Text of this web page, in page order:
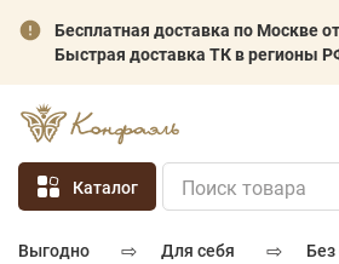
Бесплатная доставка по Москве
Быстрая доставка ТК в регионы
Каталог
выгодно ⇨ для себя ⇨